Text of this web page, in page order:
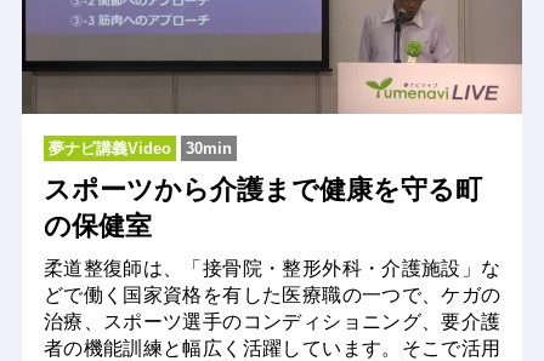
夢ナビ講義Video 30min
スポーツから介護まで健康を守る町
の保健室
柔道整復師は、「接骨院・整形外科・介護施設」な
どで働く国家資格を有した医療職の一つで、ケガの
治療、スポーツ選手のコンディショニング、要介護
者の機能訓練と幅広く活躍しています。そこで活用